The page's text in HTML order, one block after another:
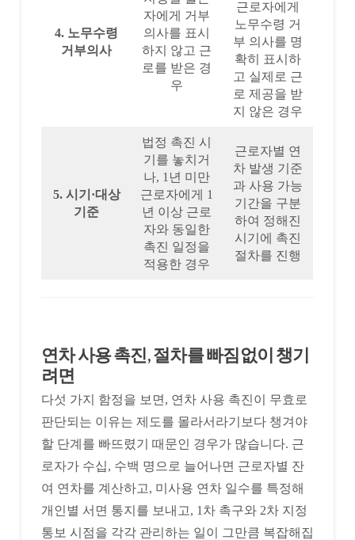
4. 노무수령
거부의사
자에게 거부
의사를 표시
하지 않고 근
로를 받은 경
우
근로자에게
노무수령 거
부 의사를 명
확히 표시하
고 실제로 근
로 제공을 받
지 않은 경우
5. 시기·대상
기준
법정 촉진 시
기를 놓치거
나, 1년 미만
근로자에게 1
년 이상 근로
자와 동일한
촉진 일정을
적용한 경우
근로자별 연
차 발생 기준
과 사용 가능
기간을 구분
하여 정해진
시기에 촉진
절차를 진행
연차 사용 촉진, 절차를 빠짐없이 챙기
려면
다섯 가지 함정을 보면, 연차 사용 촉진이 무효로
판단되는 이유는 제도를 몰라서라기보다 챙겨야
할 단계를 빠뜨렸기 때문인 경우가 많습니다. 근
로자가 수십, 수백 명으로 늘어나면 근로자별 잔
여 연차를 계산하고, 미사용 연차 일수를 특정해
개인별 서면 통지를 보내고, 1차 촉구와 2차 지정
통보 시점을 각각 관리하는 일이 그만큼 복잡해집